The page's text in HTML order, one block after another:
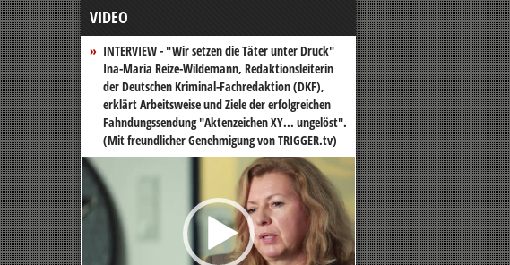
VIDEO
INTERVIEW - "Wir setzen die Täter unter Druck"
Ina-Maria Reize-Wildemann, Redaktionsleiterin
der Deutschen Kriminal-Fachredaktion (DKF),
erklärt Arbeitsweise und Ziele der erfolgreichen
Fahndungssendung "Aktenzeichen XY... ungelöst".
(Mit freundlicher Genehmigung von TRIGGER.tv)
Video-
Player